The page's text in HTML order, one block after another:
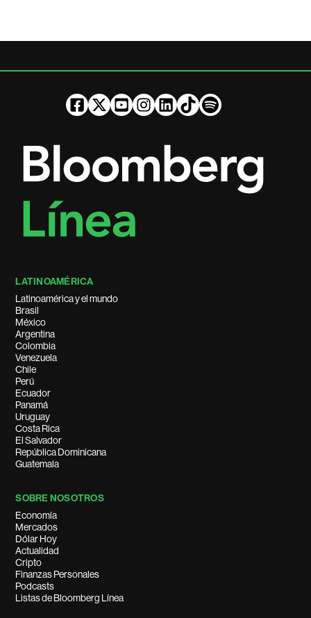
LATINOAMÉRICA
Latinoamérica y el mundo
Brasil
México
Argentina
Colombia
Venezuela
Chile
Perú
Ecuador
Panamá
Uruguay
Costa Rica
El Salvador
República Dominicana
Guatemala
SOBRE NOSOTROS
Economía
Mercados
Dólar Hoy
Actualidad
Cripto
Finanzas Personales
Podcasts
Listas de Bloomberg Línea